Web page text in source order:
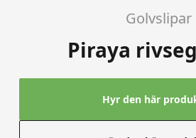
Golvslipar
Piraya
Hyr den här